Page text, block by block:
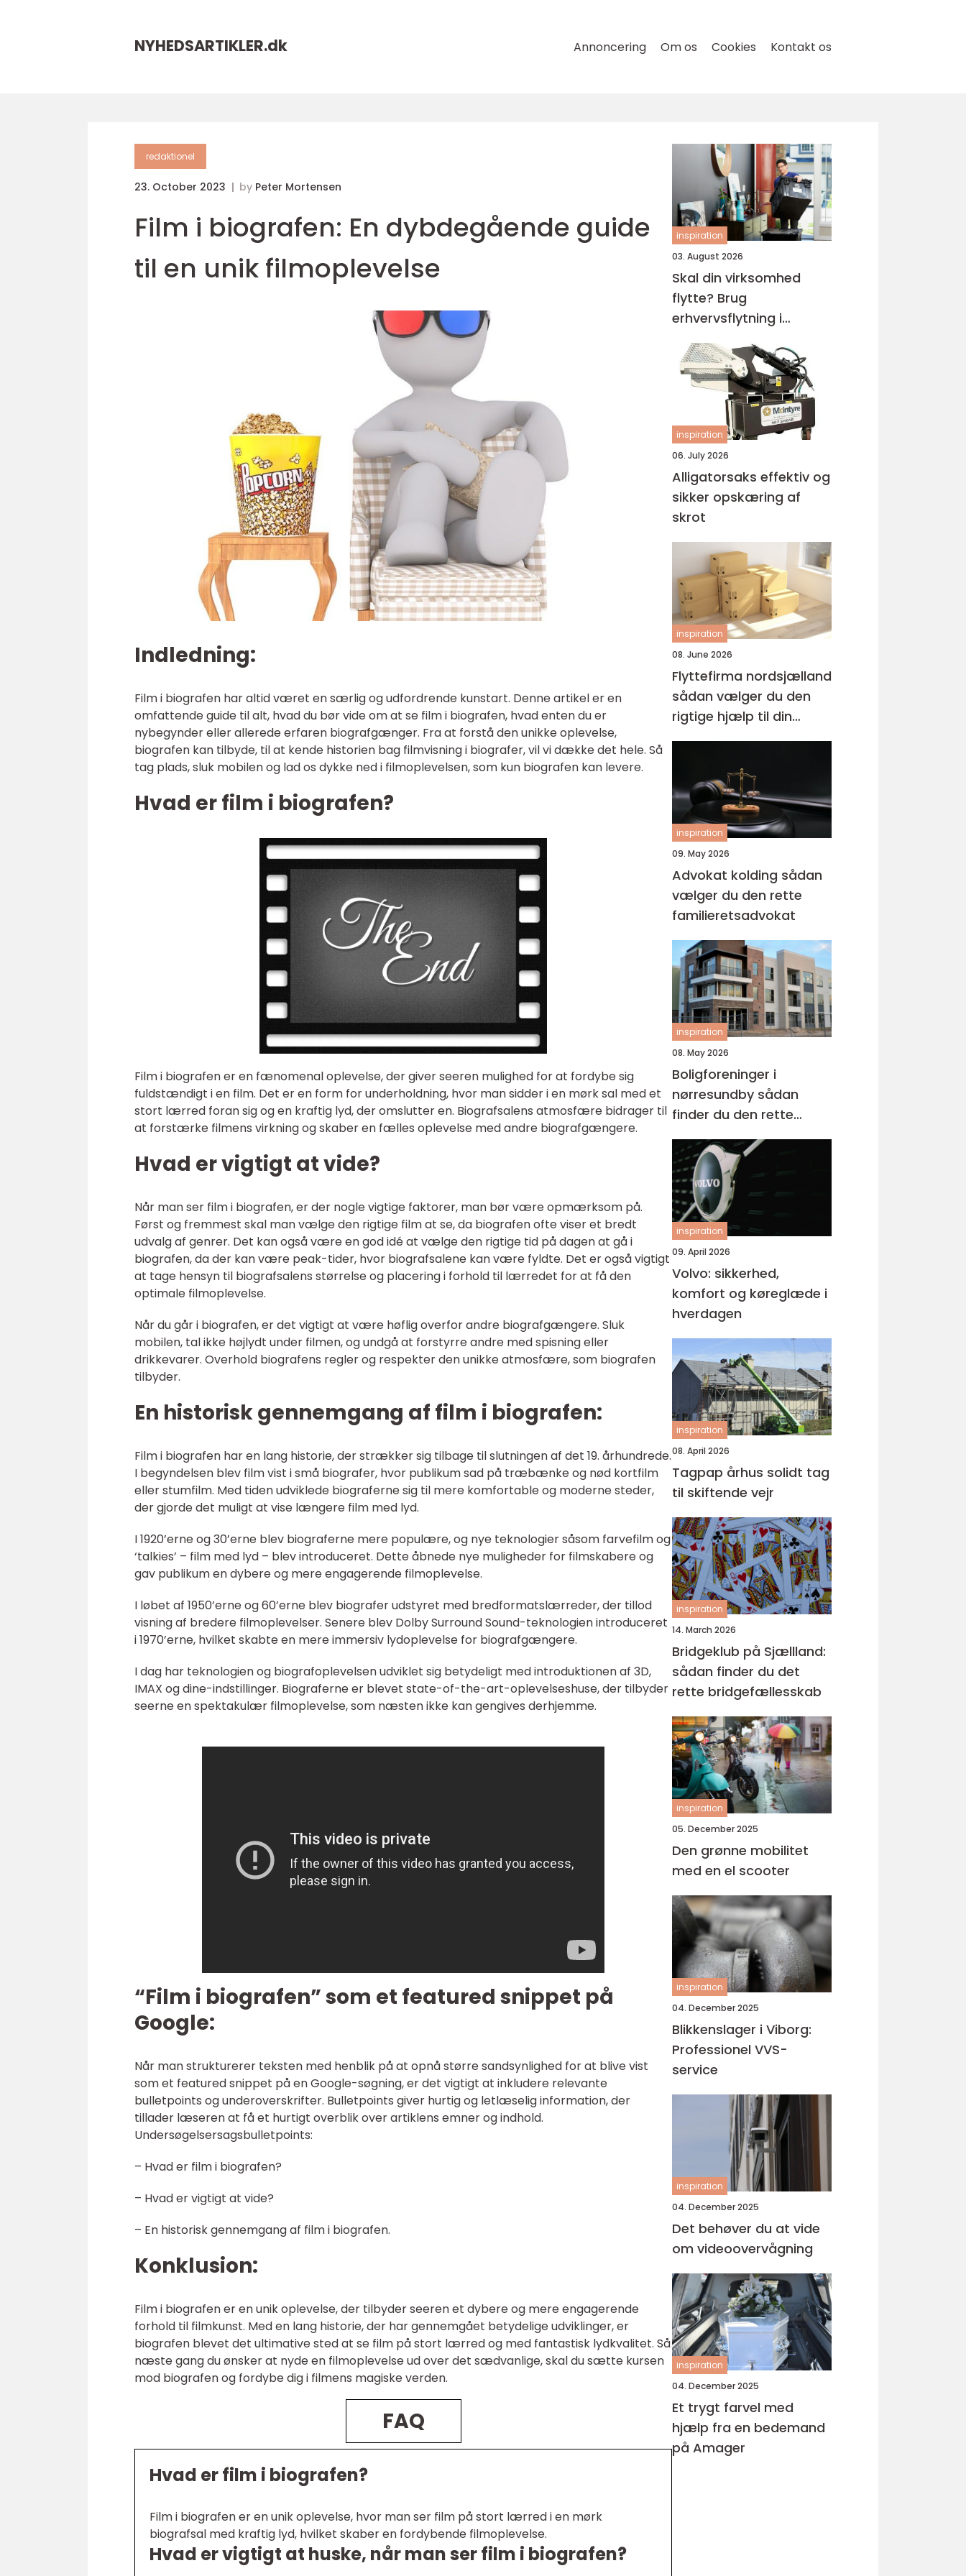
NYHEDSARTIKLER.dk Annoncering Om os Cookies Kontakt os
redaktionel
23. October 2023 by Peter Mortensen
Film i biografen: En dybdegående guide
til en unik filmoplevelse
Indledning:
Film i biografen har altid været en særlig og udfordrende kunstart. Denne artikel er en
omfattende guide til alt, hvad du bør vide om at se film i biografen, hvad enten du er
nybegynder eller allerede erfaren biografgænger. Fra at forstå den unikke oplevelse,
biografen kan tilbyde, til at kende historien bag filmvisning i biografer, vil vi dække det hele. Så
tag plads, sluk mobilen og lad os dykke ned i filmoplevelsen, som kun biografen kan levere.
Hvad er film i biografen?
Film i biografen er en fænomenal oplevelse, der giver seeren mulighed for at fordybe sig
fuldstændigt i en film. Det er en form for underholdning, hvor man sidder i en mørk sal med et
stort lærred foran sig og en kraftig lyd, der omslutter en. Biografsalens atmosfære bidrager til
at forstærke filmens virkning og skaber en fælles oplevelse med andre biografgængere.
Hvad er vigtigt at vide?
Når man ser film i biografen, er der nogle vigtige faktorer, man bør være opmærksom på.
Først og fremmest skal man vælge den rigtige film at se, da biografen ofte viser et bredt
udvalg af genrer. Det kan også være en god idé at vælge den rigtige tid på dagen at gå i
biografen, da der kan være peak-tider, hvor biografsalene kan være fyldte. Det er også vigtigt
at tage hensyn til biografsalens størrelse og placering i forhold til lærredet for at få den
optimale filmoplevelse.
Når du går i biografen, er det vigtigt at være høflig overfor andre biografgængere. Sluk
mobilen, tal ikke højlydt under filmen, og undgå at forstyrre andre med spisning eller
drikkevarer. Overhold biografens regler og respekter den unikke atmosfære, som biografen
tilbyder.
En historisk gennemgang af film i biografen:
Film i biografen har en lang historie, der strækker sig tilbage til slutningen af det 19. århundrede.
I begyndelsen blev film vist i små biografer, hvor publikum sad på træbænke og nød kortfilm
eller stumfilm. Med tiden udviklede biograferne sig til mere komfortable og moderne steder,
der gjorde det muligt at vise længere film med lyd.
I 1920’erne og 30’erne blev biograferne mere populære, og nye teknologier såsom farvefilm og
‘talkies’ – film med lyd – blev introduceret. Dette åbnede nye muligheder for filmskabere og
gav publikum en dybere og mere engagerende filmoplevelse.
I løbet af 1950’erne og 60’erne blev biografer udstyret med bredformatslærreder, der tillod
visning af bredere filmoplevelser. Senere blev Dolby Surround Sound-teknologien introduceret
i 1970’erne, hvilket skabte en mere immersiv lydoplevelse for biografgængere.
I dag har teknologien og biografoplevelsen udviklet sig betydeligt med introduktionen af 3D,
IMAX og dine-indstillinger. Biograferne er blevet state-of-the-art-oplevelseshuse, der tilbyder
seerne en spektakulær filmoplevelse, som næsten ikke kan gengives derhjemme.
“Film i biografen” som et featured snippet på
Google:
Når man strukturerer teksten med henblik på at opnå større sandsynlighed for at blive vist
som et featured snippet på en Google-søgning, er det vigtigt at inkludere relevante
bulletpoints og underoverskrifter. Bulletpoints giver hurtig og letlæselig information, der
tillader læseren at få et hurtigt overblik over artiklens emner og indhold.
Undersøgelsersagsbulletpoints:
– Hvad er film i biografen?
– Hvad er vigtigt at vide?
– En historisk gennemgang af film i biografen.
Konklusion:
Film i biografen er en unik oplevelse, der tilbyder seeren et dybere og mere engagerende
forhold til filmkunst. Med en lang historie, der har gennemgået betydelige udviklinger, er
biografen blevet det ultimative sted at se film på stort lærred og med fantastisk lydkvalitet. Så
næste gang du ønsker at nyde en filmoplevelse ud over det sædvanlige, skal du sætte kursen
mod biografen og fordybe dig i filmens magiske verden.
FAQ
Hvad er film i biografen?
Film i biografen er en unik oplevelse, hvor man ser film på stort lærred i en mørk
biografsal med kraftig lyd, hvilket skaber en fordybende filmoplevelse.
Hvad er vigtigt at huske, når man ser film i biografen?
inspiration
03. August 2026
Skal din virksomhed
flytte? Brug
erhvervsflytning i
Holstebro
inspiration
06. July 2026
Alligatorsaks effektiv og
sikker opskæring af
skrot
inspiration
08. June 2026
Flyttefirma nordsjælland
sådan vælger du den
rigtige hjælp til din
flytning
inspiration
09. May 2026
Advokat kolding sådan
vælger du den rette
familieretsadvokat
inspiration
08. May 2026
Boligforeninger i
nørresundby sådan
finder du den rette
lejebolig
inspiration
09. April 2026
Volvo: sikkerhed,
komfort og køreglæde i
hverdagen
inspiration
08. April 2026
Tagpap århus solidt tag
til skiftende vejr
inspiration
14. March 2026
Bridgeklub på Sjællland:
sådan finder du det
rette bridgefællesskab
inspiration
05. December 2025
Den grønne mobilitet
med en el scooter
inspiration
04. December 2025
Blikkenslager i Viborg:
Professionel VVS-
service
inspiration
04. December 2025
Det behøver du at vide
om videoovervågning
inspiration
04. December 2025
Et trygt farvel med
hjælp fra en bedemand
på Amager